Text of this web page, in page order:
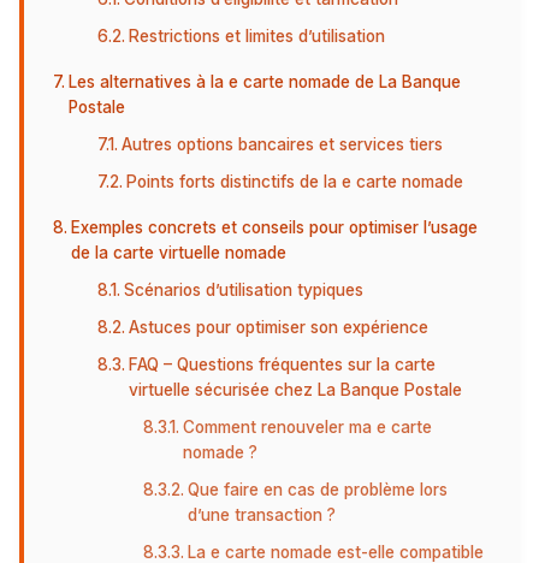
Restrictions et limites d’utilisation
Les alternatives à la e carte nomade de La Banque
Postale
Autres options bancaires et services tiers
Points forts distinctifs de la e carte nomade
Exemples concrets et conseils pour optimiser l’usage
de la carte virtuelle nomade
Scénarios d’utilisation typiques
Astuces pour optimiser son expérience
FAQ – Questions fréquentes sur la carte
virtuelle sécurisée chez La Banque Postale
Comment renouveler ma e carte
nomade ?
Que faire en cas de problème lors
d’une transaction ?
La e carte nomade est-elle compatible